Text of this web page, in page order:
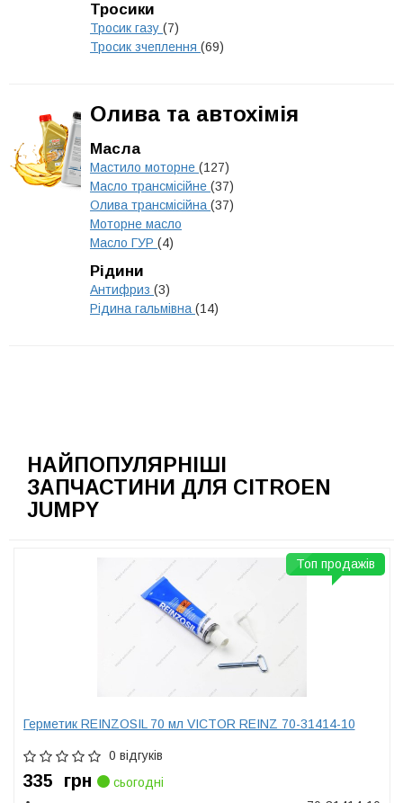
Тросики
Тросик газу (7)
Тросик зчеплення (69)
Олива та автохімія
Масла
Мастило моторне (127)
Масло трансмісійне (37)
Олива трансмісійна (37)
Моторне масло
Масло ГУР (4)
Рідини
Антифриз (3)
Рідина гальмівна (14)
НАЙПОПУЛЯРНІШІ
ЗАПЧАСТИНИ ДЛЯ CITROEN
JUMPY
Герметик REINZOSIL 70 мл VICTOR REINZ 70-31414-10
0 відгуків
335 грн
сьогодні
Топ продажів